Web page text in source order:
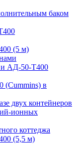
баком
(5 м)
АД-50-Т400
(Cummins) в
двух контейнеров
ионных
коттеджа
(5,5 м)